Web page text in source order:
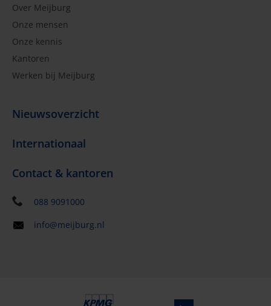
Over Meijburg
Onze mensen
Onze kennis
Kantoren
Werken bij Meijburg
Nieuwsoverzicht
Internationaal
Contact & kantoren
088 9091000
info@meijburg.nl